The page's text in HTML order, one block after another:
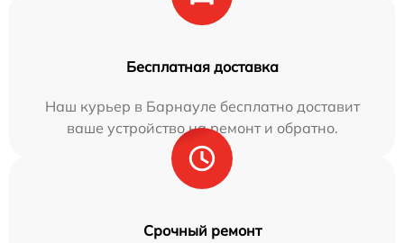
Бесплатная доставка
Наш курьер в Барнауле бесплатно доставит
ваше устройство на ремонт и обратно.
Срочный ремонт